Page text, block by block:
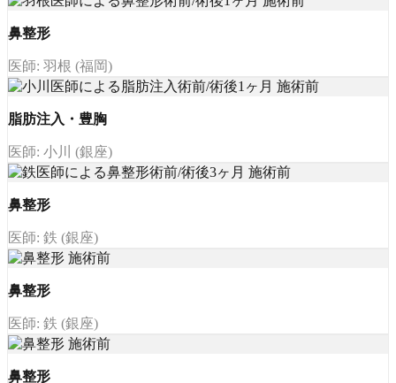
鼻整形
医師: 羽根 (福岡)
脂肪注入・豊胸
医師: 小川 (銀座)
鼻整形
医師: 鉄 (銀座)
鼻整形
医師: 鉄 (銀座)
鼻整形